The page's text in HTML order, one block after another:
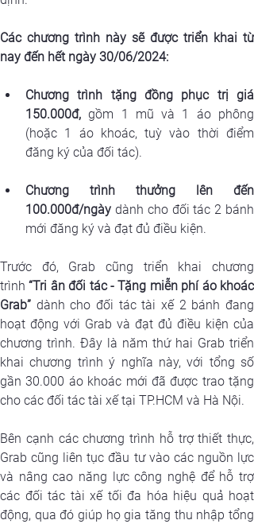
Các chương trình này sẽ được triển khai từ
nay đến hết ngày 30/06/2024:
Chương trình tặng đồng phục trị giá
150.000đ, gồm 1 mũ và 1 áo phông
(hoặc 1 áo khoác, tuỳ vào thời điểm
đăng ký của đối tác).
Chương trình thưởng lên đến
100.000đ/ngày dành cho đối tác 2 bánh
mới đăng ký và đạt đủ điều kiện.
Trước đó, Grab cũng triển khai chương
trình “Tri ân đối tác - Tặng miễn phí áo khoác
Grab” dành cho đối tác tài xế 2 bánh đang
hoạt động với Grab và đạt đủ điều kiện của
chương trình. Đây là năm thứ hai Grab triển
khai chương trình ý nghĩa này, với tổng số
gần 30.000 áo khoác mới đã được trao tặng
cho các đối tác tài xế tại TP.HCM và Hà Nội.
Bên cạnh các chương trình hỗ trợ thiết thực,
Grab cũng liên tục đầu tư vào các nguồn lực
và nâng cao năng lực công nghệ để hỗ trợ
các đối tác tài xế tối đa hóa hiệu quả hoạt
động, qua đó giúp họ gia tăng thu nhập tổng